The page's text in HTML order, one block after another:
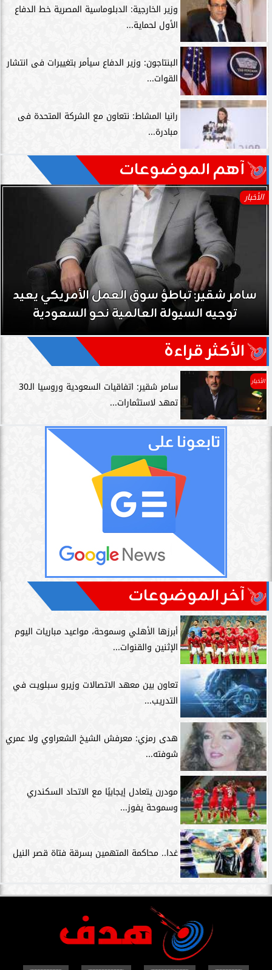
وزير الخارجية: الدبلوماسية المصرية خط الدفاع
الأول لحماية...
البنتاجون: وزير الدفاع سيأمر بتغييرات فى انتشار
القوات...
رانيا المشاط: نتعاون مع الشركة المتحدة فى
مبادرة...
آهم الموضوعات
يعيد
السعودية
الأخبار
سامر شقير: نمو صناديق
حي على نجاح رؤية 2030...
الأكثر قراءة
الأخبار
سامر شقير: اتفاقيات السعودية وروسيا الـ30
تمهد لاستثمارات...
آخر الموضوعات
أبرزها الأهلي وسموحة، مواعيد مباريات اليوم
الإثنين والقنوات...
تعاون بين معهد الاتصالات وزيرو سبلويت في
التدريب...
هدى رمزي: معرفش الشيخ الشعراوي ولا عمري
شوفته...
مودرن يتعادل إيجابيًا مع الاتحاد السكندري
وسموحة يفوز...
غدا.. محاكمة المتهمين بسرقة فتاة قصر النيل